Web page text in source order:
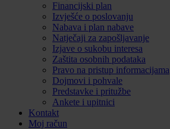
Financijski plan
Izvješće o poslovanju
Nabava i plan nabave
Natječaji za zapošljavanje
Izjave o sukobu interesa
Zaštita osobnih podataka
Pravo na pristup informacijama
Dojmovi i pohvale
Predstavke i pritužbe
Ankete i upitnici
Kontakt
Moj račun